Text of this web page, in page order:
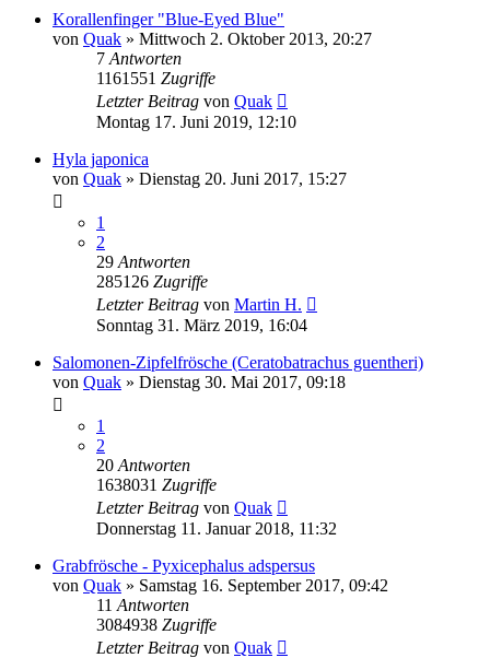
Korallenfinger "Blue-Eyed Blue"
von Quak » Mittwoch 2. Oktober 2013, 20:27
7 Antworten
1161551 Zugriffe
Letzter Beitrag von Quak
Montag 17. Juni 2019, 12:10
Hyla japonica
von Quak » Dienstag 20. Juni 2017, 15:27
1
2
29 Antworten
285126 Zugriffe
Letzter Beitrag von Martin H.
Sonntag 31. März 2019, 16:04
Salomonen-Zipfelfrösche (Ceratobatrachus guentheri)
von Quak » Dienstag 30. Mai 2017, 09:18
1
2
20 Antworten
1638031 Zugriffe
Letzter Beitrag von Quak
Donnerstag 11. Januar 2018, 11:32
Grabfrösche - Pyxicephalus adspersus
von Quak » Samstag 16. September 2017, 09:42
11 Antworten
3084938 Zugriffe
Letzter Beitrag von Quak